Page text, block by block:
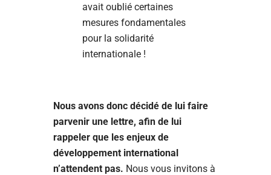
avait oublié certaines
mesures fondamentales
pour la solidarité
internationale !
Nous avons donc décidé de lui faire
parvenir une lettre, afin de lui
rappeler que les enjeux de
développement international
n’attendent pas. Nous vous invitons à